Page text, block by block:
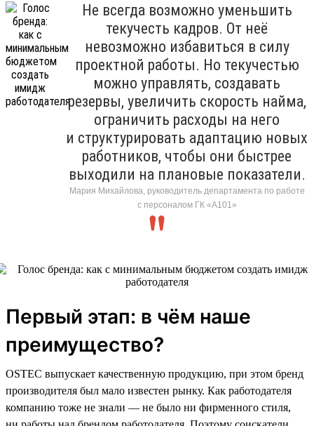
Не всегда возможно уменьшить
текучесть кадров. От неё
невозможно избавиться в силу
проектной работы. Но текучестью
можно управлять, создавать
резервы, увеличить скорость найма,
ограничить расходы на него
и структурировать адаптацию новых
работников, чтобы они быстрее
выходили на плановые показатели.
Мария Михайлова, руководитель департамента по работе
с персоналом ГК «А101»
Первый этап: в чём наше
преимущество?
OSTEC выпускает качественную продукцию, при этом бренд
производителя был мало известен рынку. Как работодателя
компанию тоже не знали — не было ни фирменного стиля,